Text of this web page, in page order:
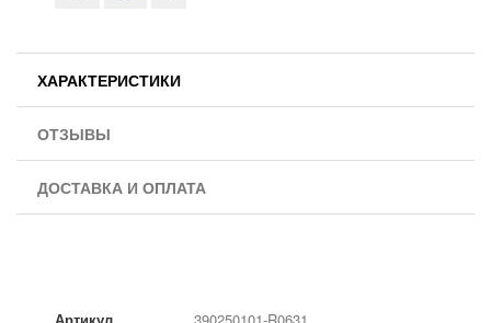
ХАРАКТЕРИСТИКИ
ОТЗЫВЫ
ДОСТАВКА И ОПЛАТА